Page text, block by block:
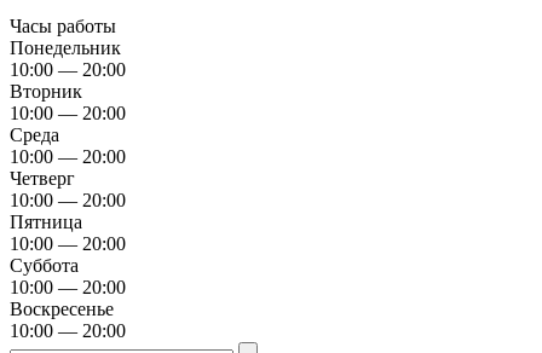
Часы работы
Понедельник
10:00 — 20:00
Вторник
10:00 — 20:00
Среда
10:00 — 20:00
Четверг
10:00 — 20:00
Пятница
10:00 — 20:00
Суббота
10:00 — 20:00
Воскресенье
10:00 — 20:00